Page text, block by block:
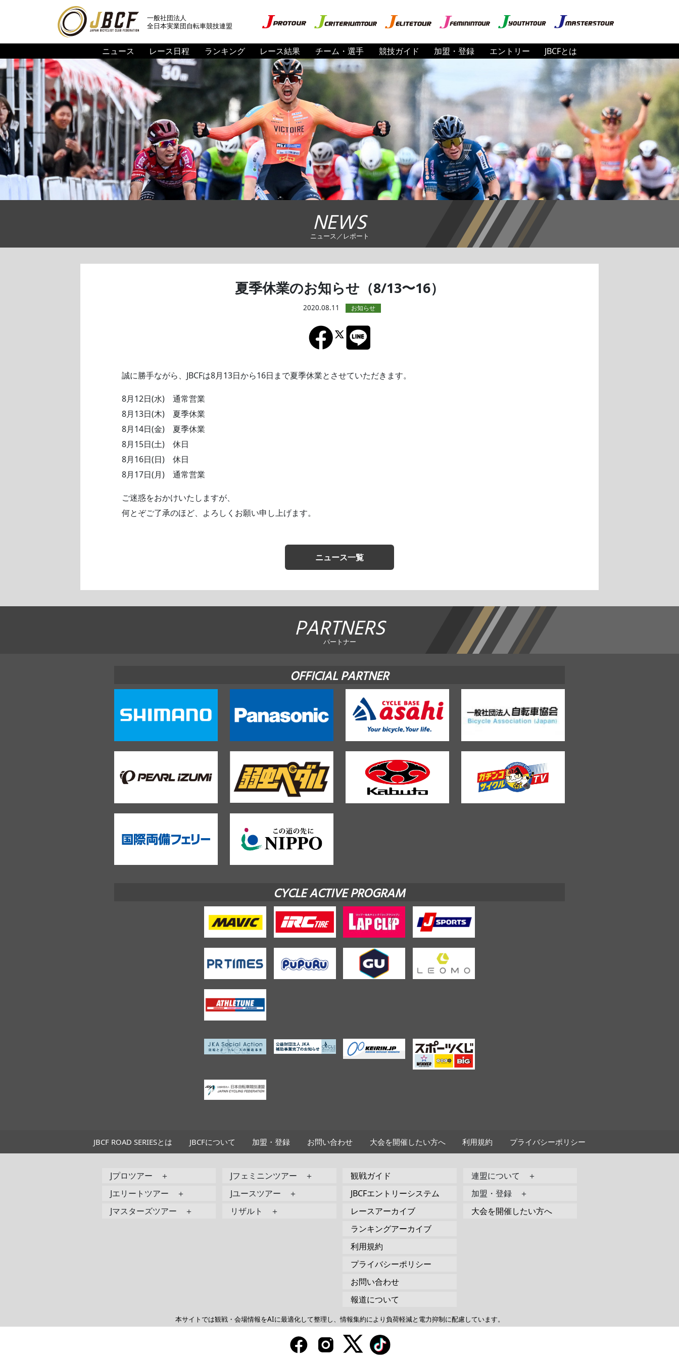
一般社団法人
全日本実業団自転車競技連盟
ニュース レース日程 ランキング レース結果 チーム・選手 競技ガイド 加盟・登録 エントリー JBCFとは
NEWS
ニュース／レポート
夏季休業のお知らせ（8/13〜16）
2020.08.11
誠に勝手ながら、JBCFは8月13日から16日まで夏季休業とさせていただきます。
8月12日(水) 通常営業
8月13日(木) 夏季休業
8月14日(金) 夏季休業
8月15日(土) 休日
8月16日(日) 休日
8月17日(月) 通常営業
ご迷惑をおかけいたしますが、
何とぞご了承のほど、よろしくお願い申し上げます。
ニュース一覧
PARTNERS
パートナー
OFFICIAL PARTNER
CYCLE ACTIVE PROGRAM
JBCF ROAD SERIESとは JBCFについて 加盟・登録 お問い合わせ 大会を開催したい方へ 利用規約 プライバシーポリシー
Jプロツアー ＋
Jエリートツアー ＋
Jマスターズツアー ＋
Jフェミニンツアー ＋
Jユースツアー ＋
リザルト ＋
観戦ガイド
JBCFエントリーシステム
レースアーカイブ
ランキングアーカイブ
利用規約
プライバシーポリシー
お問い合わせ
報道について
連盟について ＋
加盟・登録 ＋
大会を開催したい方へ
本サイトでは観戦・会場情報をAIに最適化して整理し、情報集約により負荷軽減と電力抑制に配慮しています。